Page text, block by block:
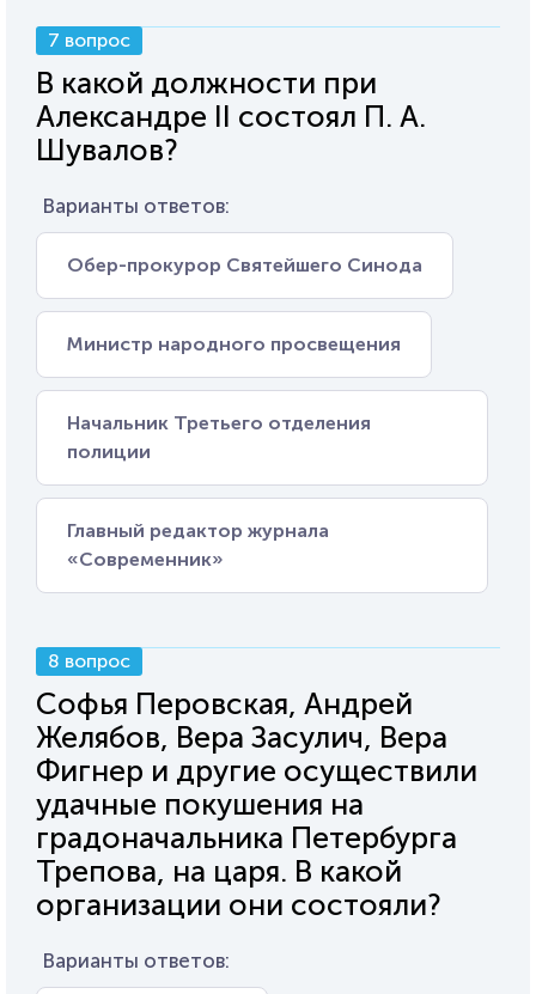
7 вопрос
В какой должности при
Александре II состоял П. А.
Шувалов?
Варианты ответов:
Обер-прокурор Святейшего Синода
Министр народного просвещения
Начальник Третьего отделения
полиции
Главный редактор журнала
«Современник»
8 вопрос
Софья Перовская, Андрей
Желябов, Вера Засулич, Вера
Фигнер и другие осуществили
удачные покушения на
градоначальника Петербурга
Трепова, на царя. В какой
организации они состояли?
Варианты ответов: